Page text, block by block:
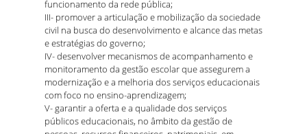
funcionamento da rede pública;
III- promover a articulação e mobilização da sociedade
civil na busca do desenvolvimento e alcance das metas
e estratégias do governo;
IV- desenvolver mecanismos de acompanhamento e
monitoramento da gestão escolar que assegurem a
modernização e a melhoria dos serviços educacionais
com foco no ensino-aprendizagem;
V- garantir a oferta e a qualidade dos serviços
públicos educacionais, no âmbito da gestão de